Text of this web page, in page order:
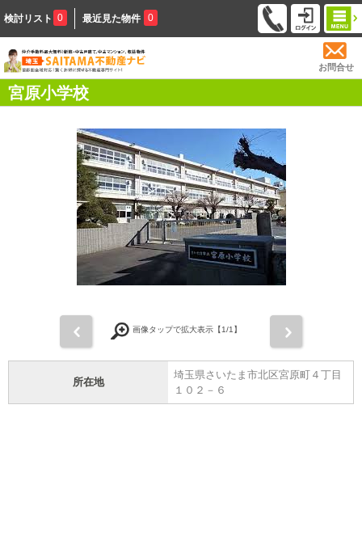
検討リスト 0 最近見た物件 0
お問合せ
宮原小学校
画像タップで拡大表示【1/1】
所在地
埼玉県さいたま市北区宮原町４丁目
１０２－６